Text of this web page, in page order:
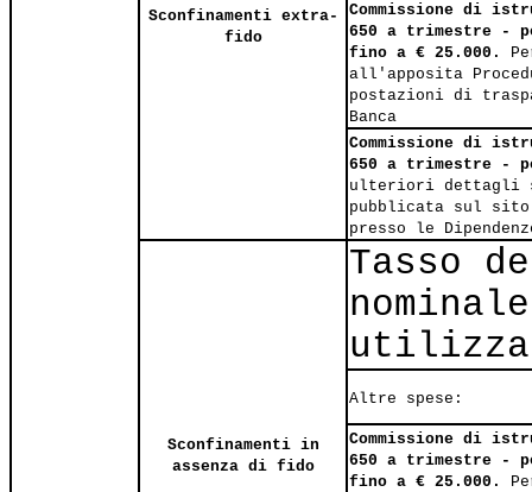
Sconfinamenti extra-
fido
Commissione di
650 a trimestre -
fino a € 25.000.
all'apposita
postazioni di
Banca
Commissione di
650 a trimestre -
ulteriori dettagli
pubblicata sul
presso le
Sconfinamenti in
assenza di fido
Tasso
Altre spese:
Commissione di
650 a trimestre -
fino a € 25.000.